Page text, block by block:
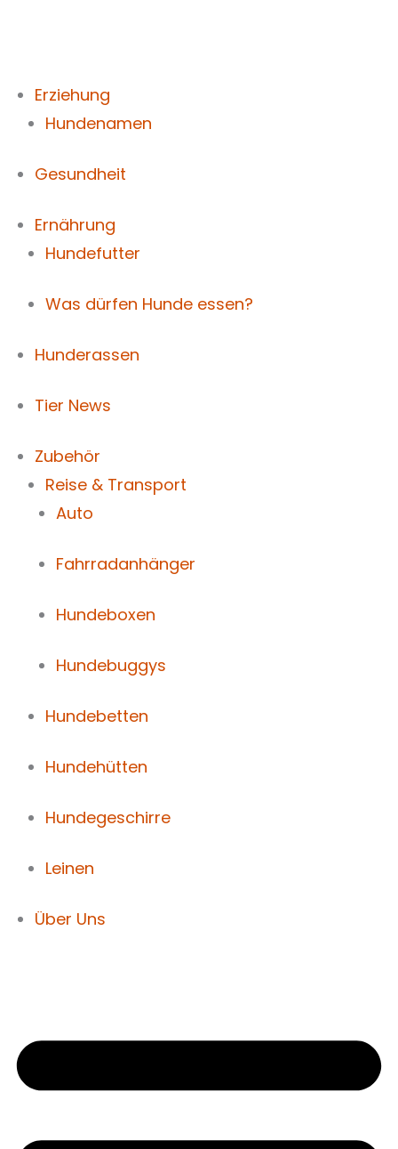
Erziehung
Hundenamen
Gesundheit
Ernährung
Hundefutter
Was dürfen Hunde essen?
Hunderassen
Tier News
Zubehör
Reise & Transport
Auto
Fahrradanhänger
Hundeboxen
Hundebuggys
Hundebetten
Hundehütten
Hundegeschirre
Leinen
Über Uns